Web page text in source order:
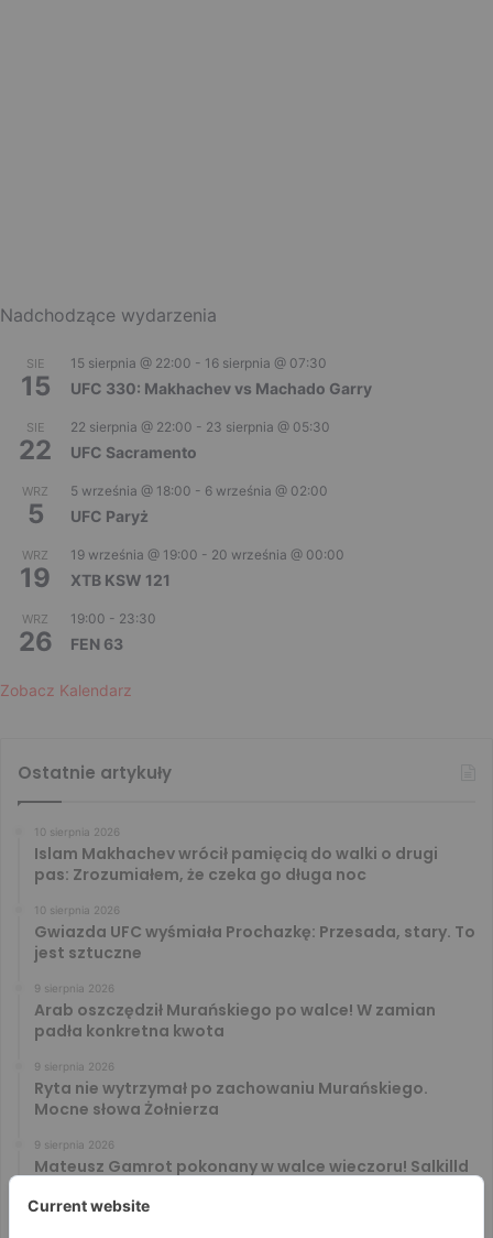
Nadchodzące wydarzenia
SIE
15
15 sierpnia @ 22:00 - 16 sierpnia @ 07:30
UFC 330: Makhachev vs Machado Garry
SIE
22
22 sierpnia @ 22:00 - 23 sierpnia @ 05:30
UFC Sacramento
WRZ
5
5 września @ 18:00 - 6 września @ 02:00
UFC Paryż
WRZ
19
19 września @ 19:00 - 20 września @ 00:00
XTB KSW 121
WRZ
26
19:00 - 23:30
FEN 63
Zobacz Kalendarz
Ostatnie artykuły
10 sierpnia 2026
Islam Makhachev wrócił pamięcią do walki o drugi
pas: Zrozumiałem, że czeka go długa noc
10 sierpnia 2026
Gwiazda UFC wyśmiała Prochazkę: Przesada, stary. To
jest sztuczne
9 sierpnia 2026
Arab oszczędził Murańskiego po walce! W zamian
padła konkretna kwota
9 sierpnia 2026
Ryta nie wytrzymał po zachowaniu Murańskiego.
Mocne słowa Żołnierza
9 sierpnia 2026
Mateusz Gamrot pokonany w walce wieczoru! Salkilld